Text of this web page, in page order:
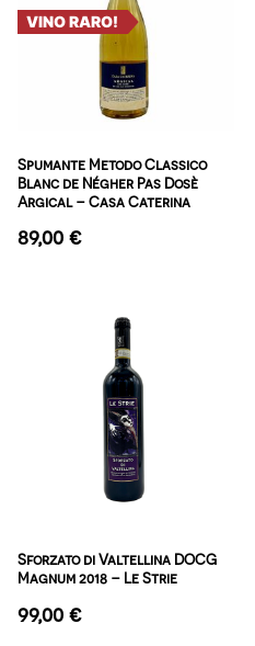
VINO RARO!
Spumante Metodo Classico
Blanc de Négher Pas Dosè
Argical – Casa Caterina
89,00 €
Sforzato di Valtellina DOCG
Magnum 2018 – Le Strie
99,00 €